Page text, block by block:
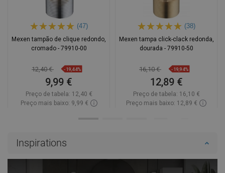
(47)
Mexen tampão de clique redondo,
cromado - 79910-00
12,40 € -19,44%
9,99 €
Preço de tabela: 12,40 €
Preço mais baixo: 9,99 €
(38)
Mexen tampa click-clack redonda,
dourada - 79910-50
16,10 € -19,94%
12,89 €
Preço de tabela: 16,10 €
Preço mais baixo: 12,89 €
Inspirations